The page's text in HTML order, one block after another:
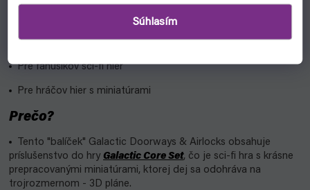
Súhlasím
Pre koho?
Pre fanúšikov sci-fi hier
Pre hráčov hier s miniatúrami
Prečo?
Tento "balíček" Galactic Doorways & Airlocks obsahuje
príslušenstvo do hry Galactic Core Set, čo je sci-fi hra s krásne
prepracovanými miniatúrami, ktorej dej sa odohráva na
trojrozmernom - 3D pláne.